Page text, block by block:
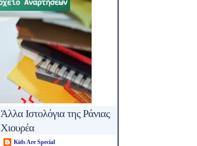
Άλλα Ιστολόγια της Ράνιας
Χιουρέα
Kids Are Special